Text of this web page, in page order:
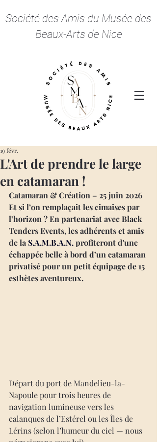
Société des Amis du Musée des
Beaux-Arts de Nice
L'Art de prendre le large
en catamaran !
19 févr.
Catamaran & Création – 25 juin 2026
Et si l’on remplaçait les cimaises par
l’horizon ? En partenariat avec Black
Tenders Events, les adhérents et amis
de la S.A.M.B.A.N.profiteront d'une
échappée belle à bord d’un catamaran
privatisé pour un petit équipage de 15
esthètes aventureux.
Départ du port de Mandelieu-la-
Napoule pour trois heures de
navigation lumineuse vers les
calanques de l’Estérel ou les Îles de
Lérins (selon l’humeur du ciel — nous